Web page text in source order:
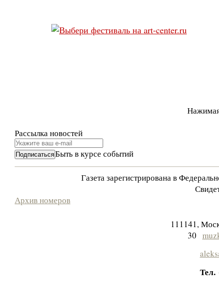
Рассылка новостей
Быть в курсе событий
Газета зарегистрирована в
Архив номеров
111141,
30
Тел.